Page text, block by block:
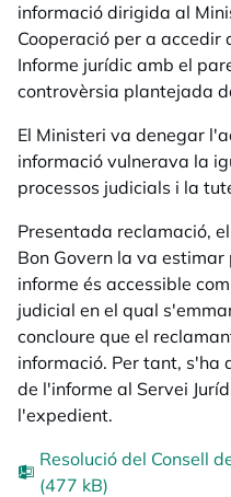
informació dirigida al
Cooperació per a accedir
Informe jurídic amb el
controvèrsia plantejada
El Ministeri va denegar
informació vulnerava la
processos judicials i la
Presentada reclamació,
Bon Govern la va
informe és accessible
judicial en el qual
concloure que el
informació. Per tant, s'ha
de l'informe al Servei
l'expedient.
Resolució del Consell
(477 kB)